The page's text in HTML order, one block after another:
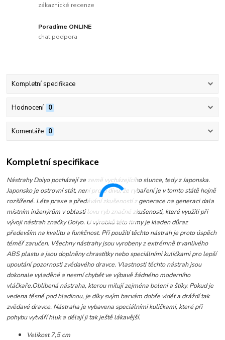
zákaznické recenze
Poradíme ONLINE
chat podpora
Kompletní specifikace
Hodnocení 0
Komentáře 0
Kompletní specifikace
Nástrahy Doiyo pocházejí ze země vycházejícího slunce, tedy z Japonska.
Japonsko je ostrovní stát, není proto divu, že rybaření je v tomto státě hojně
rozšířené. Léta praxe a předávání zkušeností z generace na generaci dala
místním inženýrům v oblasti lovu ryb značné zkušenosti, které využili při
vývoji nástrah značky Doiyo. U výrobků této firmy je kladen důraz
především na kvalitu a funkčnost. Při použití těchto nástrah je proto úspěch
téměř zaručen. Všechny nástrahy jsou vyrobeny z extrémně trvanlivého
ABS plastu a jsou doplněny chrastítky nebo speciálními kuličkami pro lepší
upoutání pozornosti zvědavého dravce. Vlastnosti těchto nástrah jsou
dokonale vyladěné a nesmí chybět ve výbavě žádného moderního
vláčkaře.Oblíbená nástraha, kterou milují zejména boleni a štiky. Pokud je
vedena těsně pod hladinou, je díky svým barvám dobře vidět a dráždí tak
zvědavé dravce. Nástraha je vybavena speciálními kuličkami, které při
pohybu vytváří hluk a dělají ji tak ještě lákavější.
Velikost 7,5 cm